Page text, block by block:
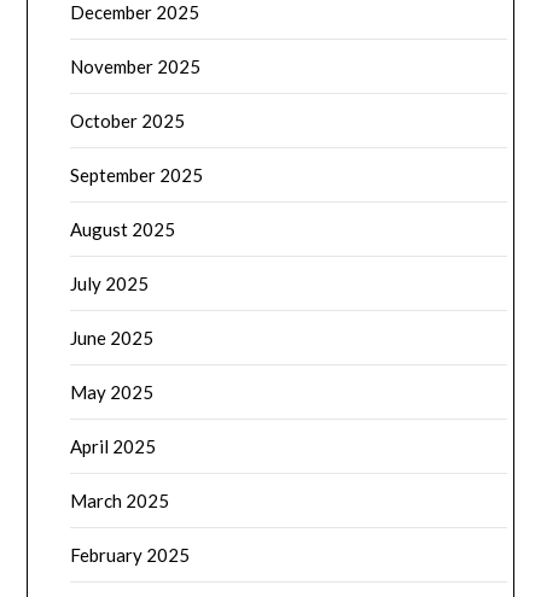
December 2025
November 2025
October 2025
September 2025
August 2025
July 2025
June 2025
May 2025
April 2025
March 2025
February 2025